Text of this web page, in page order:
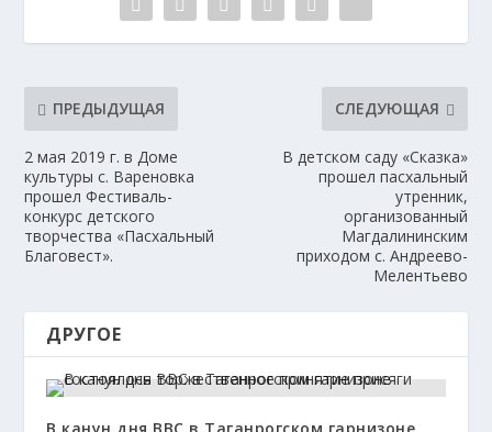
ПРЕДЫДУЩАЯ
2 мая 2019 г. в Доме
культуры с. Вареновка
прошел Фестиваль-
конкурс детского
творчества «Пасхальный
Благовест».
СЛЕДУЮЩАЯ
В детском саду «Сказка»
прошел пасхальный
утренник,
организованный
Магдалининским
приходом с. Андреево-
Мелентьево
ДРУГОЕ
В канун дня ВВС в Таганрогском гарнизоне